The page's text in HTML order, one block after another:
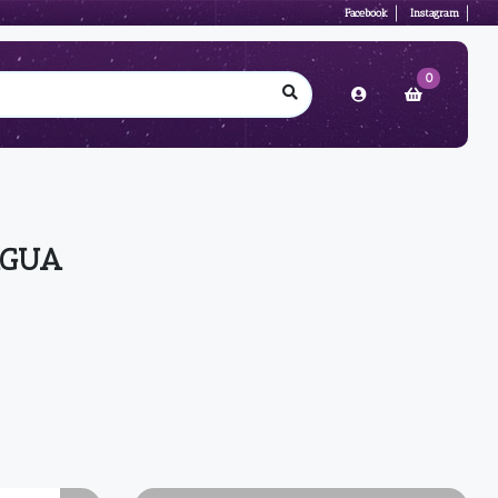
Facebook Instagram
0